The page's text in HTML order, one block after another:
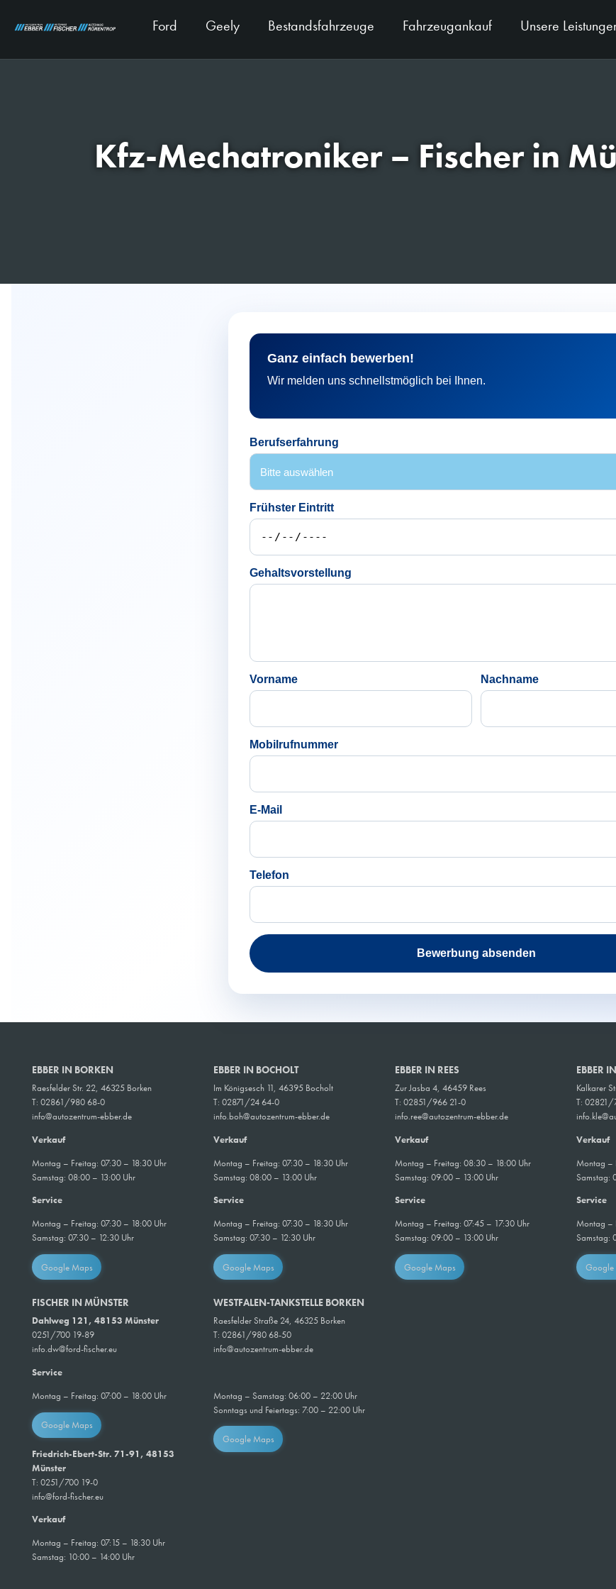
Ford Geely Bestandsfahrzeuge Fahrzeugankauf Unsere
Kfz-Mechatroniker – Fischer in
Ganz einfach bewerben!
Wir melden uns schnellstmöglich bei Ihnen.
Berufserfahrung
Frühster Eintritt
Gehaltsvorstellung
Vorname Nachname
Mobilrufnummer
E-Mail
Telefon
Bewerbung absenden
EBBER IN BORKEN
Raesfelder Str. 22, 46325 Borken
T: 02861/980 68-0
info@autozentrum-ebber.de
Verkauf
Montag – Freitag: 07:30 – 18:30 Uhr
Samstag: 08:00 – 13:00 Uhr
Service
Montag – Freitag: 07:30 – 18:00 Uhr
Samstag: 07:30 – 12:30 Uhr
Google Maps
EBBER IN BOCHOLT
Im Königsesch 11, 46395 Bocholt
T: 02871/24 64-0
info.boh@autozentrum-ebber.de
Verkauf
Montag – Freitag: 07:30 – 18:30 Uhr
Samstag: 08:00 – 13:00 Uhr
Service
Montag – Freitag: 07:30 – 18:30 Uhr
Samstag: 07:30 – 12:30 Uhr
Google Maps
EBBER IN REES
Zur Jasba 4, 46459 Rees
T: 02851/966 21-0
info.ree@autozentrum-ebber.de
Verkauf
Montag – Freitag: 08:30 – 18:00 Uhr
Samstag: 09:00 – 13:00 Uhr
Service
Montag – Freitag: 07:45 – 17:30 Uhr
Samstag: 09:00 – 13:00 Uhr
Google Maps
EBBER
Kalkarer
T: 02821/
Verkauf
Montag –
Samstag:
Service
Montag –
Samstag:
Google
FISCHER IN MÜNSTER
Dahlweg 121, 48153 Münster
0251/700 19-89
info.dw@ford-fischer.eu
Service
Montag – Freitag: 07:00 – 18:00 Uhr
Google Maps
Friedrich-Ebert-Str. 71-91, 48153
Münster
T: 0251/700 19-0
info@ford-fischer.eu
Verkauf
Montag – Freitag: 07:15 – 18:30 Uhr
Samstag: 10:00 – 14:00 Uhr
WESTFALEN-TANKSTELLE BORKEN
Raesfelder Straße 24, 46325 Borken
T: 02861/980 68-50
info@autozentrum-ebber.de
Montag – Samstag: 06:00 – 22:00 Uhr
Sonntags und Feiertags: 7:00 – 22:00 Uhr
Google Maps